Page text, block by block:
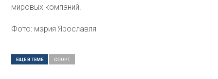
мировых компаний.
Фото: мэрия Ярославля
ЕЩЕ В ТЕМЕ СПОРТ